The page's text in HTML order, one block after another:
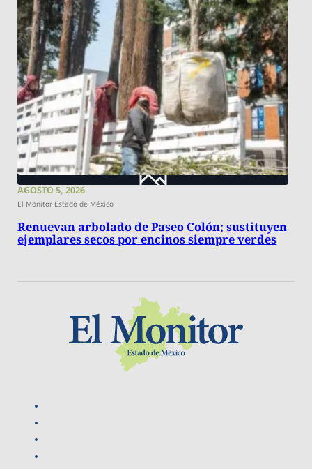
AGOSTO 5, 2026
El Monitor Estado de México
Renuevan arbolado de Paseo Colón; sustituyen
ejemplares secos por encinos siempre verdes